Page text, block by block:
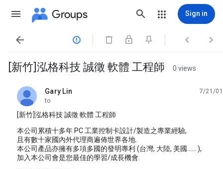
Groups Sign in
   
[新竹]泓格科技 誠徵 軟體 工程師 0 views
Gary Lin
unread,
7/21/01
to
[新竹]泓格科技 誠徵 軟體 工程師
本公司累積十多年 PC 工業控制卡設計/製造之專業經驗,
且有數十家國內外代理商遍佈世界各地.
本公司產品亦擁有多項多國的發明專利 (台灣, 大陸, 美國...... ),
加入本公司會是您最佳的學習/成長機會.